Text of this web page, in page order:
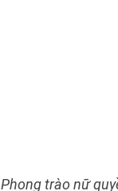
Phong trào nữ